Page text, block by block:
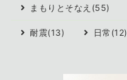
まもりとそなえ(55)
耐震(13) 日常(12)